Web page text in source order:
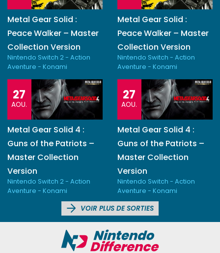
Metal Gear Solid :
Peace Walker – Master
Collection Version
Nintendo Switch 2 - Action
Aventure - Konami
Metal Gear Solid :
Peace Walker – Master
Collection Version
Nintendo Switch - Action
Aventure - Konami
27
AOU.
Metal Gear Solid 4 :
Guns of the Patriots –
Master Collection
Version
Nintendo Switch 2 - Action
Aventure - Konami
27
AOU.
Metal Gear Solid 4 :
Guns of the Patriots –
Master Collection
Version
Nintendo Switch - Action
Aventure - Konami
VOIR PLUS DE SORTIES